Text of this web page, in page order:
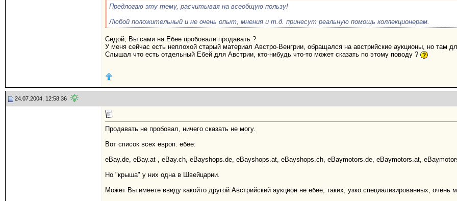
Предлогаю эту тему, расчитывая на всеобщую пользу!
Любой положительный и не очень опыт, мнения и т.д. принесут реальную помощь коллекционерам.
Седой, Вы сами на Ебее пробовали продавать ?
У меня сейчас есть неплохой старый материал Австро-Венгрии, обращался на австрийские аукционы, но там
Слышал что есть отдельный Ебей для Австрии, кто-нибудь что-то может сказать по этому поводу ?
24.07.2004, 12:58:36
Продавать не пробовал, ничего сказать не могу.
Вот список всех европ. ебее:
eBay.de, eBay.at , eBay.ch, eBayshops.de, eBayshops.at, eBayshops.ch, eBaymotors.de, eBaymotors.at,
Но "крыша" у них одна в Швейцарии.
Может Вы имеете ввиду какойто другой Австрийский аукцион не ебее, таких, узко специализированных, очень